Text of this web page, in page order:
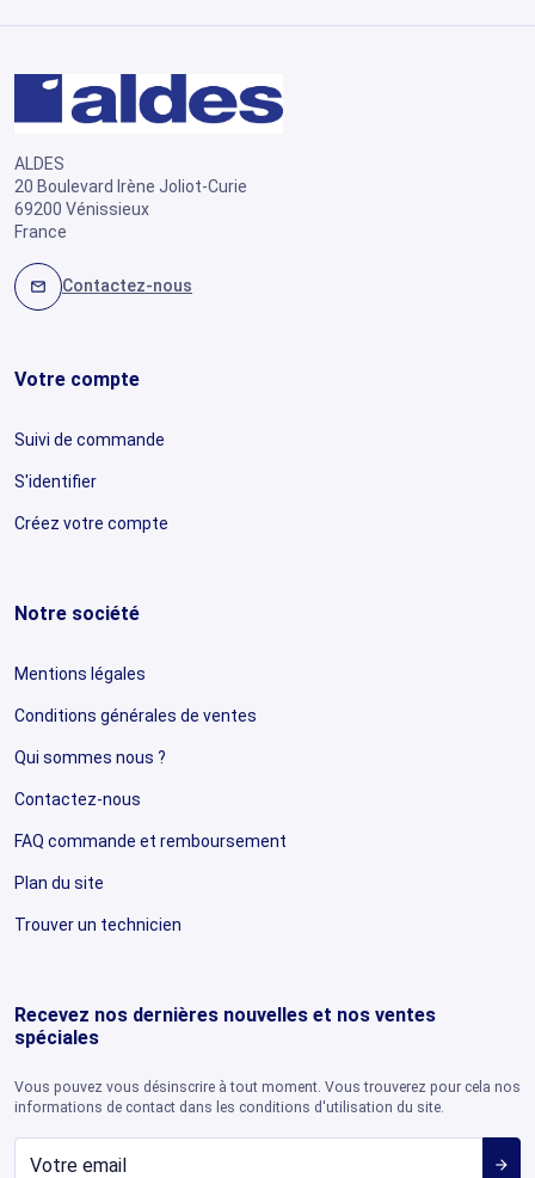
ALDES
20 Boulevard Irène Joliot-Curie
69200 Vénissieux
France
mail Contactez-nous
Votre compte
Suivi de commande
S'identifier
Créez votre compte
Notre société
Mentions légales
Conditions générales de ventes
Qui sommes nous ?
Contactez-nous
FAQ commande et remboursement
Plan du site
Trouver un technicien
Recevez nos dernières nouvelles et nos ventes
spéciales
Vous pouvez vous désinscrire à tout moment. Vous trouverez pour cela nos
informations de contact dans les conditions d'utilisation du site.
arrow_forward